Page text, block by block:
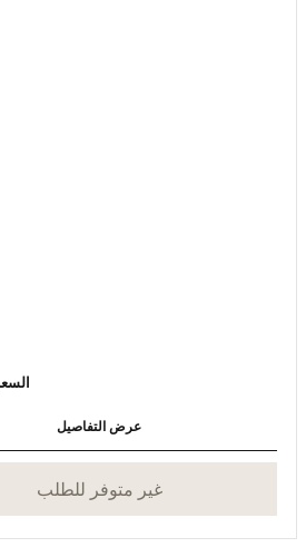
عرض التفاصيل
غير متوفر للطلب